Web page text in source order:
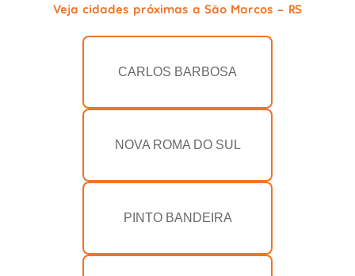
Veja cidades próximas a São Marcos - RS
CARLOS BARBOSA
NOVA ROMA DO SUL
PINTO BANDEIRA